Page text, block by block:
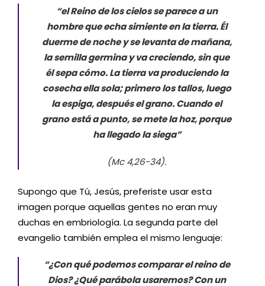
“el Reino de los cielos se parece a un
hombre que echa simiente en la tierra. Él
duerme de noche y se levanta de mañana,
la semilla germina y va creciendo, sin que
él sepa cómo. La tierra va produciendo la
cosecha ella sola; primero los tallos, luego
la espiga, después el grano. Cuando el
grano está a punto, se mete la hoz, porque
ha llegado la siega”
(Mc 4,26-34).
Supongo que Tú, Jesús, preferiste usar esta
imagen porque aquellas gentes no eran muy
duchas en embriología. La segunda parte del
evangelio también emplea el mismo lenguaje:
“¿Con qué podemos comparar el reino de
Dios? ¿Qué parábola usaremos? Con un